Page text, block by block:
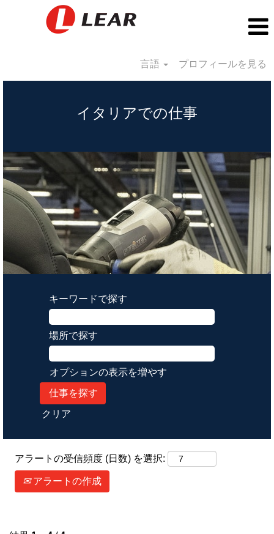
言語 プロフィールを見る
イタリアでの仕事
キーワードで探す
場所で探す
オプションの表示を増やす
クリア
アラートの受信頻度 (日数) を選択:
アラートの作成